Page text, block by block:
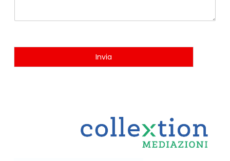
Invia